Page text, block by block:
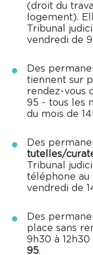
(droit du
logement).
Tribunal
vendredi de
Des
tiennent sur
rendez-vous
95 - tous les
du mois de
Des
tutelles/
Tribunal
téléphone au
vendredi de
Des
place sans
9h30 à
95.